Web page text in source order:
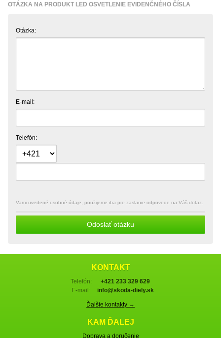
OTÁZKA NA PRODUKT LED OSVETLENIE EVIDENČNÉHO ČÍSLA
Otázka:
E-mail:
Telefón:
Vami uvedené osobné údaje, použijeme iba pre zaslanie odpovede na Váš dotaz.
Odoslať otázku
KONTAKT
Telefón:
+421 233 329 629
E-mail:
info@skoda-diely.sk
Ďalšie kontakty →
KAM ĎALEJ
Doprava a doručenie